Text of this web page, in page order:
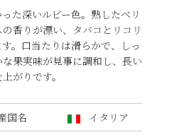
た深いルビー色。熟したベリ
香りが漂い、タバコとリコリ
。口当たりは滑らかで、しっ
果実味が見事に調和し、長い
がりです。
国名
イタリア